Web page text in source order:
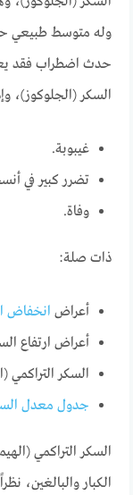
حدث اضطراب فقد
السكر (الجلوكوز)،
غيبوبة.
تضرر كبير في
وفاة.
ذات صلة:
أعراض انخفاض
أعراض ارتفاع
السكر التراكمي
جدول معدل
الكبار والبالغين،